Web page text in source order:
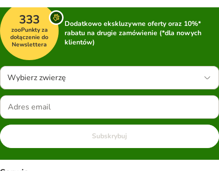
333
zooPunkty za
dołączenie do
Newslettera
Dodatkowo ekskluzywne oferty oraz 10%*
rabatu na drugie zamówienie (*dla nowych
klientów)
Wybierz zwierzę
Subskrybuj